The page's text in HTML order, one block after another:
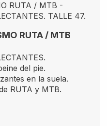
RUTA / MTB -
TALLE 47.
RUTA / MTB
del pie.
en la suela.
RUTA y MTB.